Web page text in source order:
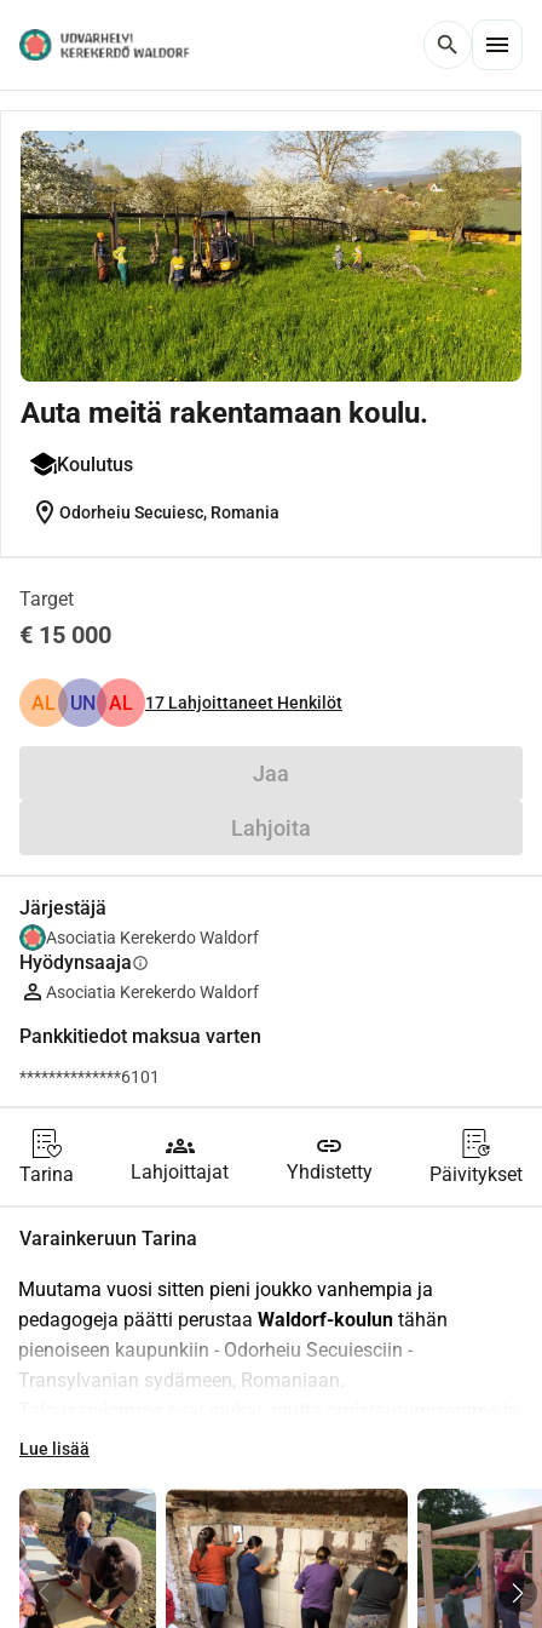
search menu
Auta meitä rakentamaan koulu.
Koulutus
location_on Odorheiu Secuiesc, Romania
Target
€ 15 000
AL UN AL 17 Lahjoittaneet Henkilöt
Jaa
Lahjoita
Järjestäjä
Asociatia Kerekerdo Waldorf
Hyödynsaajainfo
Asociatia Kerekerdo Waldorf
Pankkitiedot maksua varten
**************6101
Tarina
groups
Lahjoittajat
link
Yhdistetty Päivitykset
Varainkeruun Tarina
Muutama vuosi sitten pieni joukko vanhempia ja
pedagogeja päätti perustaa Waldorf-koulun tähän
pienoiseen kaupunkiin - Odorheiu Secuiesciin -
Transylvanian sydämeen, Romaniaan.
motivaatiomme eivät lopu. Rakennamme lastemme
omasta vapaasta tahdostamme. Lapsemme ovat osa
prosessia - niin paljon kuin mahdollista - ja näin he eivät
ainoastaan näe, miten rakennus syntyy tyhjästä, vaan
myös sen, että kaikki on mahdollista, kun on
tahdonvoimaa, yhteisöllisyyttä ja kovaa työtä.
Lue lisää